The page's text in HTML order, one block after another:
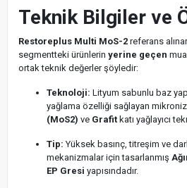
Teknik Bilgiler ve
Restoreplus Multi MoS-2 referans
segmentteki ürünlerin yerine geçen
ortak teknik değerler şöyledir:
Teknoloji: Lityum sabunlu baz
yağlama özelliği sağlayan
(MoS2) ve Grafit katı yağlayıcı
Tip: Yüksek basınç, titreşim ve
mekanizmalar için tasarlanmış
EP Gresi yapısındadır.